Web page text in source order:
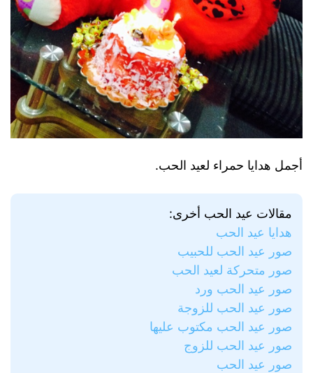
أجمل هدايا حمراء لعيد الحب.
مقالات عيد الحب أخرى:
هدايا عيد الحب
صور عيد الحب للحبيب
صور متحركة لعيد الحب
صور عيد الحب ورد
صور عيد الحب للزوجة
صور عيد الحب مكتوب عليها
صور عيد الحب للزوج
صور عيد الحب